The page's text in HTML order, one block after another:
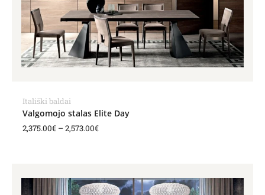
Itališki baldai
Valgomojo stalas Elite Day
2,375.00€ –2,573.00€
range:
2,199.00€